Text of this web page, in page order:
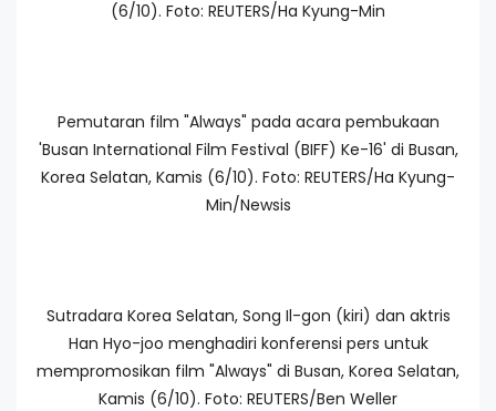
(6/10). Foto: REUTERS/Ha Kyung-Min
Pemutaran film "Always" pada acara pembukaan
'Busan International Film Festival (BIFF) Ke-16' di Busan,
Korea Selatan, Kamis (6/10). Foto: REUTERS/Ha Kyung-
Min/Newsis
Sutradara Korea Selatan, Song Il-gon (kiri) dan aktris
Han Hyo-joo menghadiri konferensi pers untuk
mempromosikan film "Always" di Busan, Korea Selatan,
Kamis (6/10). Foto: REUTERS/Ben Weller